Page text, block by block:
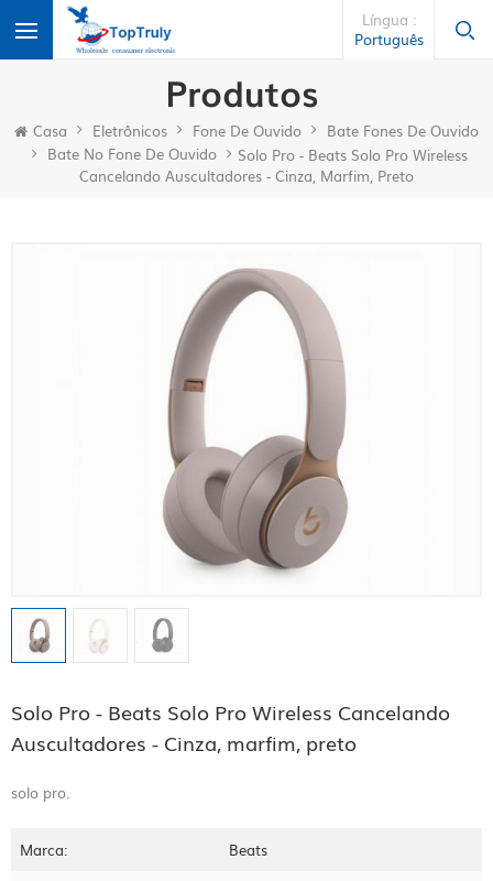
Língua :
Português
Produtos
Casa Eletrônicos Fone De Ouvido
Bate Fones De Ouvido
Bate No Fone De Ouvido
Solo Pro - Beats Solo Pro Wireless
Cancelando Auscultadores - Cinza, Marfim, Preto
Solo Pro - Beats Solo Pro Wireless Cancelando
Auscultadores - Cinza, marfim, preto
solo pro.
Marca: Beats